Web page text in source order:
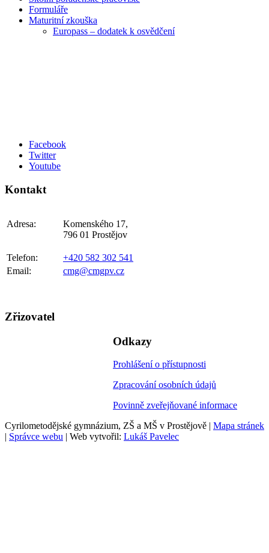
Formuláře
Maturitní zkouška
Europass – dodatek k osvědčení
Facebook
Twitter
Youtube
Kontakt
Adresa:
Komenského 17,
796 01 Prostějov
Telefon:
+420 582 302 541
Email:
cmg@cmgpv.cz
Zřizovatel
Odkazy
Prohlášení o přístupnosti
Zpracování osobních údajů
Povinně zveřejňované informace
Cyrilometodějské gymnázium, ZŠ a MŠ v Prostějově | Mapa stránek
| Správce webu | Web vytvořil: Lukáš Pavelec